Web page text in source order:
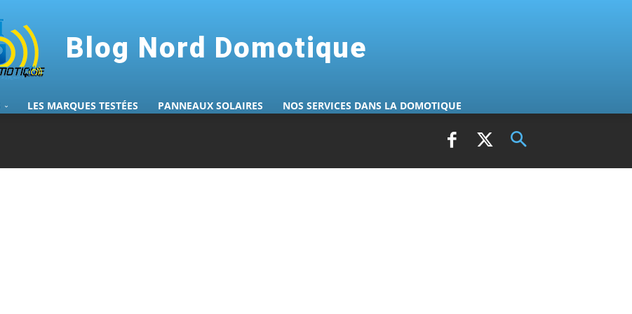
Blog Nord Domotique
LES MARQUES TESTÉES PANNEAUX SOLAIRES NOS SERVICES DANS LA DOMOTIQUE